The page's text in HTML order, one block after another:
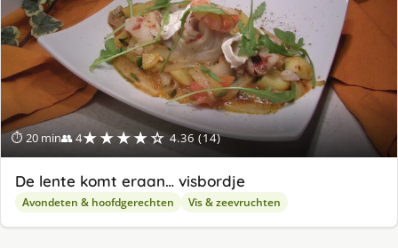
⏱ 20 min👥 4★★★★☆ 4.36 (14)
De lente komt eraan… visbordje
Avondeten & hoofdgerechten Vis & zeevruchten